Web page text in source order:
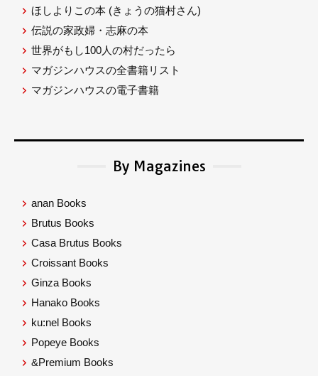
ほしよりこの本 (きょうの猫村さん)
伝説の家政婦・志麻の本
世界がもし100人の村だったら
マガジンハウスの全書籍リスト
マガジンハウスの電子書籍
By Magazines
anan Books
Brutus Books
Casa Brutus Books
Croissant Books
Ginza Books
Hanako Books
ku:nel Books
Popeye Books
&Premium Books